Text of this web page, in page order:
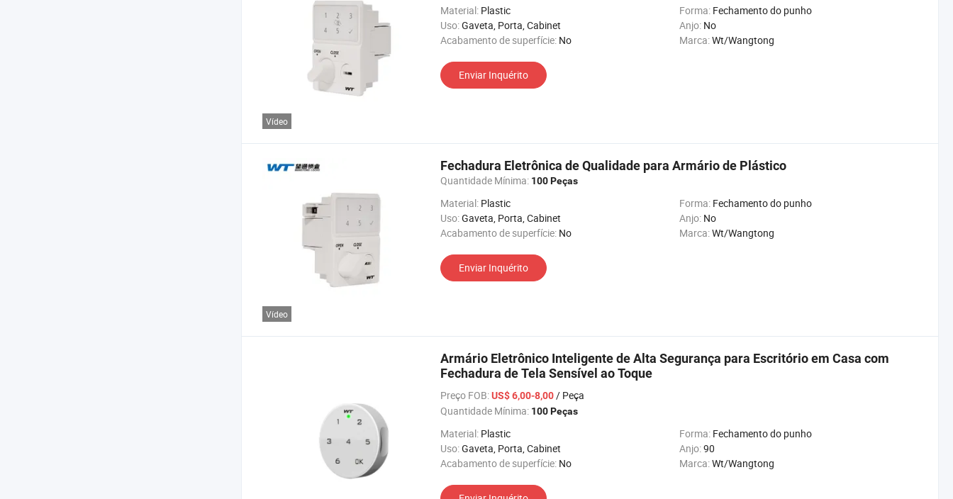
Vídeo
Material: Plastic Forma: Fechamento do punho
Uso:Gaveta, Porta, Cabinet Anjo: No
Acabamento de superfície: No Marca:Wt/Wangtong
Enviar Inquérito
Vídeo
Fechadura Eletrônica de Qualidade para Armário de Plástico
Quantidade Mínima: 100 Peças
Material: Plastic Forma: Fechamento do punho
Uso:Gaveta, Porta, Cabinet Anjo: No
Acabamento de superfície: No Marca:Wt/Wangtong
Enviar Inquérito
Armário Eletrônico Inteligente de Alta Segurança para Escritório em Casa com
Fechadura de Tela Sensível ao Toque
Preço FOB:US$ 6,00-8,00/ Peça
Quantidade Mínima: 100 Peças
Material: Plastic Forma: Fechamento do punho
Uso:Gaveta, Porta, Cabinet Anjo:90
Acabamento de superfície: No Marca:Wt/Wangtong